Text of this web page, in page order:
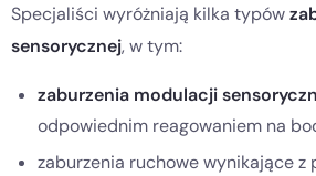
Specjaliści wyróżniają kilka typów
sensorycznej, w tym:
zaburzenia modulacji
odpowiednim reagowaniem na
zaburzenia ruchowe wynikające z